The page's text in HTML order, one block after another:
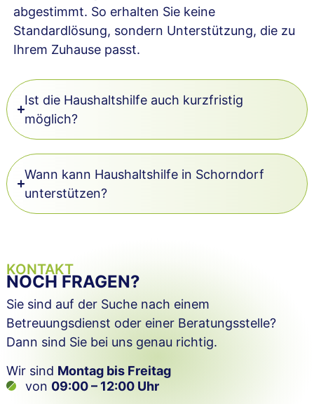
abgestimmt. So erhalten Sie keine
Standardlösung, sondern Unterstützung, die zu
Ihrem Zuhause passt.
Ist die Haushaltshilfe auch kurzfristig
möglich?
Wann kann Haushaltshilfe in Schorndorf
unterstützen?
KONTAKT
NOCH FRAGEN?
Sie sind auf der Suche nach einem
Betreuungsdienst oder einer Beratungsstelle?
Dann sind Sie bei uns genau richtig.
Wir sind Montag bis Freitag
von 09:00 – 12:00 Uhr